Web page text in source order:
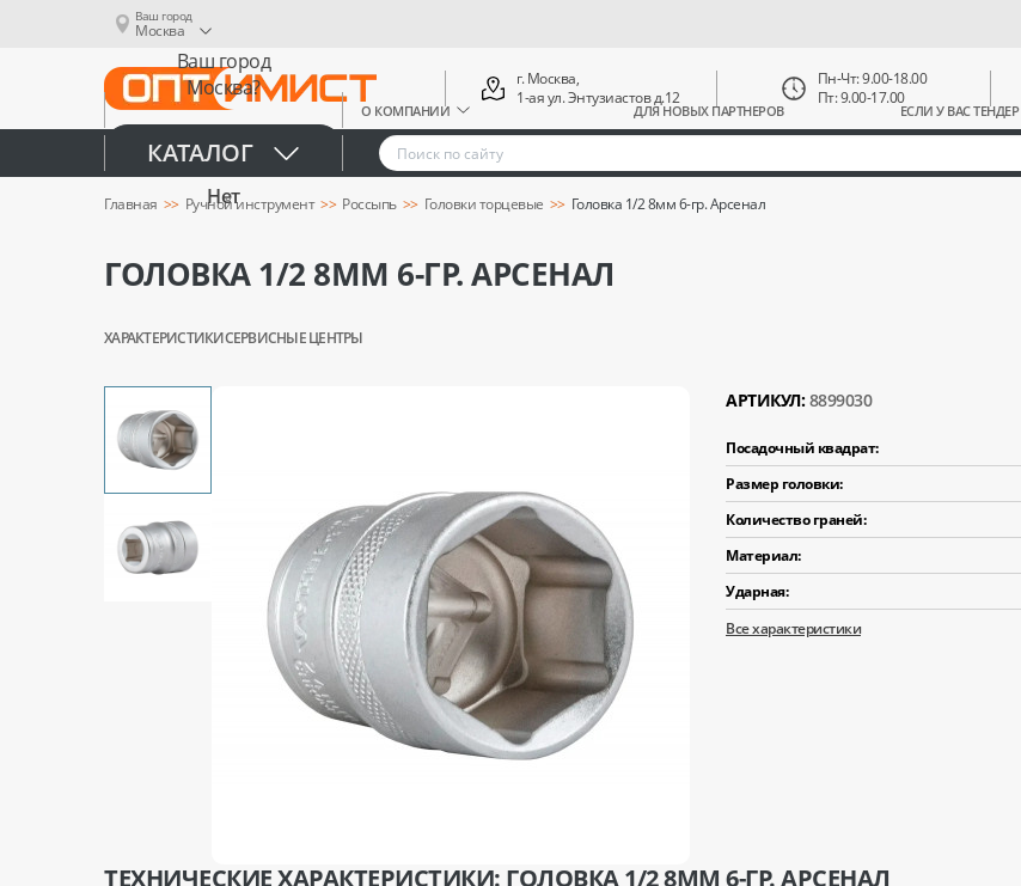
Ваш город
Москва
Ваш город
Москва?
Да
Нет
О КОМПАНИИ ДЛЯ НОВЫХ ПАРТНЕРОВ ЕСЛИ У ВАС ТЕНДЕР
г. Москва,
1-ая ул. Энтузиастов д.12
Пн-Чт: 9.00-18.00
Пт: 9.00-17.00
КАТАЛОГ
Главная Ручной инструмент Россыпь Головки торцевые Головка 1/2 8мм 6-гр. Арсенал
ГОЛОВКА 1/2 8ММ 6-ГР. АРСЕНАЛ
ХАРАКТЕРИСТИКИСЕРВИСНЫЕ ЦЕНТРЫ
АРТИКУЛ: 8899030
Посадочный квадрат:
Размер головки:
Количество граней:
Материал:
Ударная:
Все характеристики
ТЕХНИЧЕСКИЕ ХАРАКТЕРИСТИКИ: ГОЛОВКА 1/2 8ММ 6-ГР. АРСЕНАЛ